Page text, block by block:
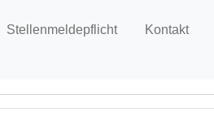
Stellenmeldepflicht Kontakt